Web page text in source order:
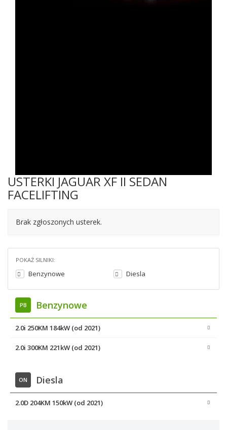
USTERKI JAGUAR XF II SEDAN
FACELIFTING
Brak zgłoszonych usterek.
POKAŻ SILNIKI:
Benzynowe Diesla
PB Benzynowe
2.0i 250KM 184kW (od 2021)
2.0i 300KM 221kW (od 2021)
ON Diesla
2.0D 204KM 150kW (od 2021)